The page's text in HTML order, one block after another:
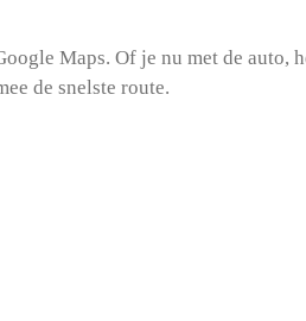
Maps. Of je nu met de auto,
de snelste route.